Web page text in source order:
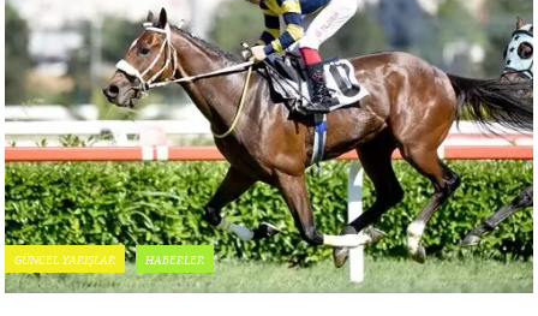
GÜNCEL YARIŞLAR HABERLER